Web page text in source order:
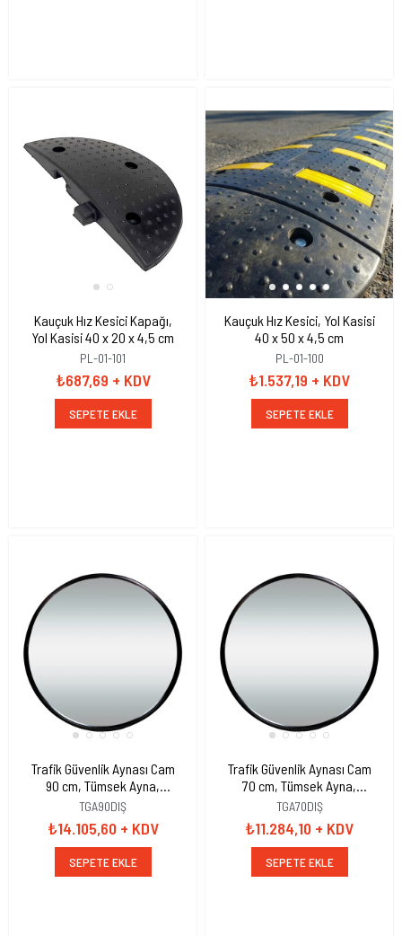
Kauçuk Hız Kesici Kapağı,
Yol Kasisi 40 x 20 x 4,5 cm
PL-01-101
₺687,69 + KDV
SEPETE EKLE
Kauçuk Hız Kesici, Yol Kasisi
40 x 50 x 4,5 cm
PL-01-100
₺1.537,19 + KDV
SEPETE EKLE
Trafik Güvenlik Aynası Cam
90 cm, Tümsek Ayna,
Otopark Aynası
TGA90DIŞ
₺14.105,60 + KDV
SEPETE EKLE
Trafik Güvenlik Aynası Cam
70 cm, Tümsek Ayna,
Otopark Aynası
TGA70DIŞ
₺11.284,10 + KDV
SEPETE EKLE